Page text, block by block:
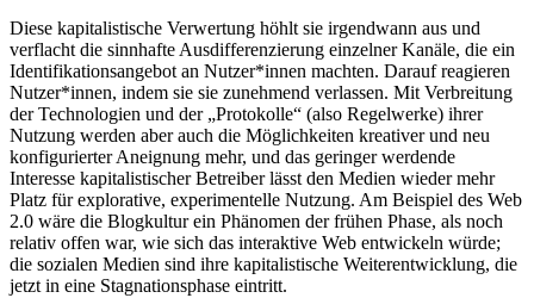
Diese kapitalistische Verwertung höhlt sie irgendwann aus und
verflacht die sinnhafte Ausdifferenzierung einzelner Kanäle, die ein
Identifikationsangebot an Nutzer*innen machten. Darauf reagieren
Nutzer*innen, indem sie sie zunehmend verlassen. Mit Verbreitung
der Technologien und der „Protokolle“ (also Regelwerke) ihrer
Nutzung werden aber auch die Möglichkeiten kreativer und neu
konfigurierter Aneignung mehr, und das geringer werdende
Interesse kapitalistischer Betreiber lässt den Medien wieder mehr
Platz für explorative, experimentelle Nutzung. Am Beispiel des Web
2.0 wäre die Blogkultur ein Phänomen der frühen Phase, als noch
relativ offen war, wie sich das interaktive Web entwickeln würde;
die sozialen Medien sind ihre kapitalistische Weiterentwicklung, die
jetzt in eine Stagnationsphase eintritt.